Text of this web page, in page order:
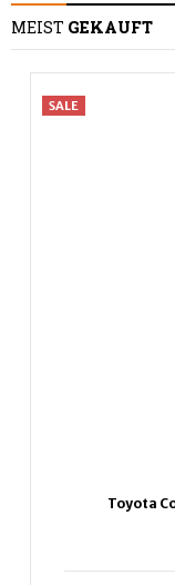
MEIST GEKAUFT
SALE
Toyota